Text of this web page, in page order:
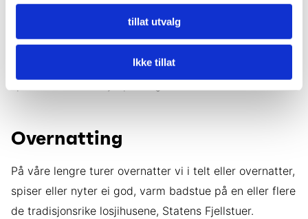
tillat utvalg
Ikke tillat
Har du litt mer erfaring og kan gå med litt tyngre sekk
har vi alt i fra 3-9 dagers turer å tilby, her kan du
oppleve; Reisadalen, Finnmarksvidda til fots eller
Overnatting
På våre lengre turer overnatter vi i telt eller overnatter,
spiser eller nyter ei god, varm badstue på en eller flere
de tradisjonsrike losjihusene, Statens Fjellstuer.